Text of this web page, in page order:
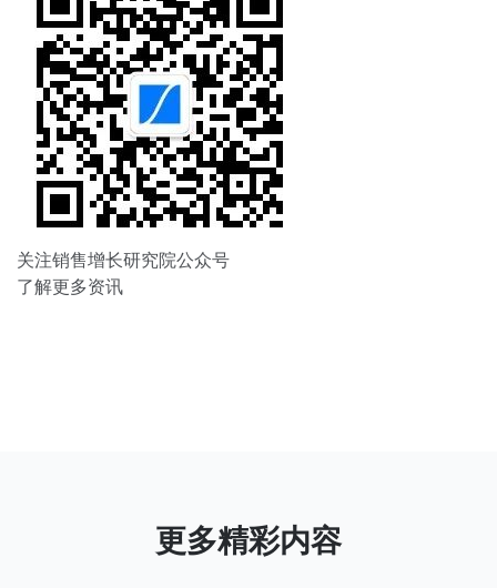
关注销售增长研究院公众号
了解更多资讯